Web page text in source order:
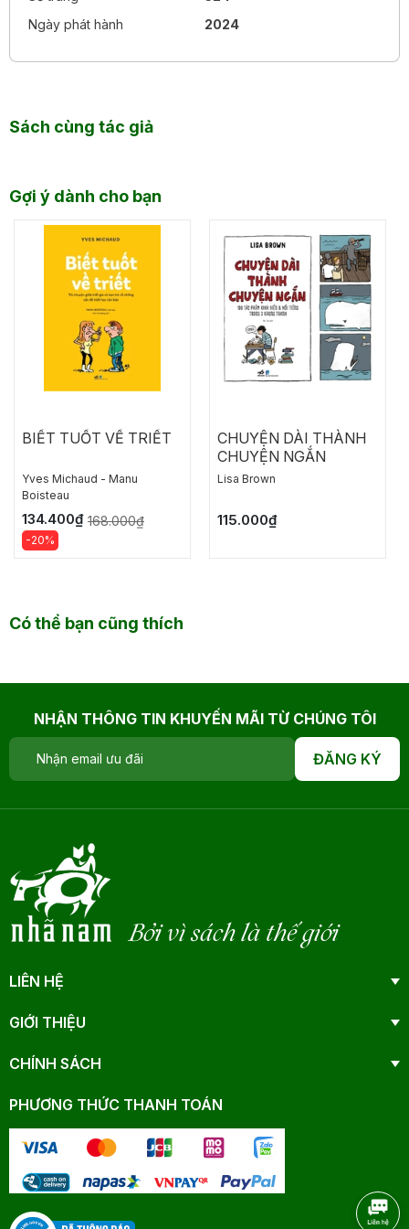
Ngày phát hành
2024
Sách cùng tác giả
Gợi ý dành cho bạn
BIẾT TUỐT VỀ TRIẾT
Yves Michaud - Manu
Boisteau
134.400₫ 168.000₫
-20%
CHUYỆN DÀI THÀNH
CHUYỆN NGẮN
Lisa Brown
115.000₫
Có thể bạn cũng thích
NHẬN THÔNG TIN KHUYẾN MÃI TỪ CHÚNG TÔI
ĐĂNG KÝ
Bởi vì sách là thế giới
LIÊN HỆ
GIỚI THIỆU
CHÍNH SÁCH
PHƯƠNG THỨC THANH TOÁN